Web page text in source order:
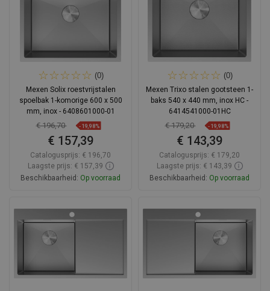
(0)
Mexen Solix roestvrijstalen
spoelbak 1-komorige 600 x 500
mm, inox - 6408601000-01
€ 196,70 -19,98%
€ 157,39
Catalogusprijs: € 196,70
Laagste prijs: € 157,39
Beschikbaarheid: Op voorraad
Vergelijk
(0)
Mexen Trixo stalen gootsteen 1-
baks 540 x 440 mm, inox HC -
6414541000-01HC
€ 179,20 -19,98%
€ 143,39
Catalogusprijs: € 179,20
Laagste prijs: € 143,39
Beschikbaarheid: Op voorraad
favorite_border Favoriet